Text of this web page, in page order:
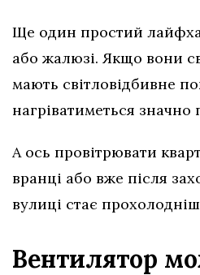
Ще один простий
або жалюзі. Якщо вони
мають світловідбивне
нагріватиметься значно
А ось провітрювати
вранці або вже після
вулиці стає
Вентилятор